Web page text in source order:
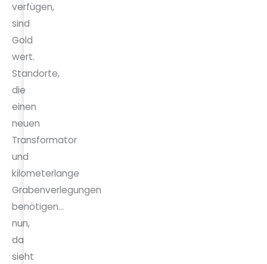
verfügen,
sind
Gold
wert.
Standorte,
die
einen
neuen
Transformator
und
kilometerlange
Grabenverlegungen
benötigen...
nun,
da
sieht